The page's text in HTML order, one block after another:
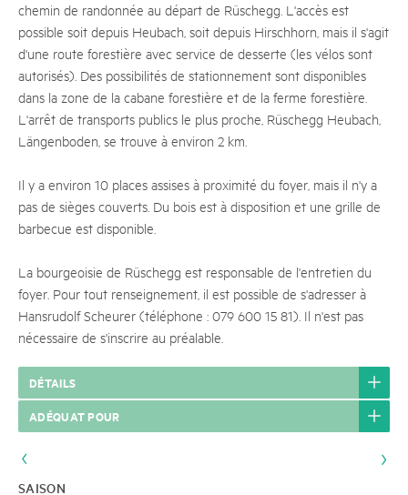
chemin de randonnée au départ de Rüschegg. L'accès est
possible soit depuis Heubach, soit depuis Hirschhorn, mais il s'agit
d'une route forestière avec service de desserte (les vélos sont
autorisés). Des possibilités de stationnement sont disponibles
dans la zone de la cabane forestière et de la ferme forestière.
L'arrêt de transports publics le plus proche, Rüschegg Heubach,
Längenboden, se trouve à environ 2 km.
Il y a environ 10 places assises à proximité du foyer, mais il n'y a
pas de sièges couverts. Du bois est à disposition et une grille de
barbecue est disponible.
La bourgeoisie de Rüschegg est responsable de l'entretien du
foyer. Pour tout renseignement, il est possible de s'adresser à
Hansrudolf Scheurer (téléphone : 079 600 15 81). Il n'est pas
nécessaire de s'inscrire au préalable.
DÉTAILS
ADÉQUAT POUR
SAISON